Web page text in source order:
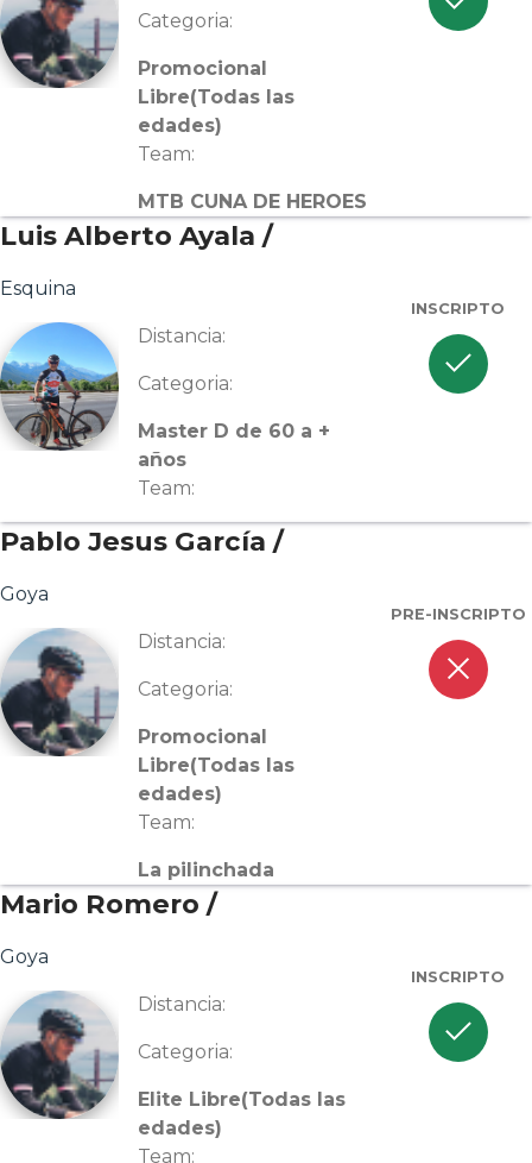
Categoria:
Promocional
Libre(Todas las
edades)
Team:
MTB CUNA DE HEROES
Luis Alberto Ayala /
Esquina
Distancia:
Categoria:
Master D de 60 a +
años
Team:
INSCRIPTO
check
Pablo Jesus García /
Goya
Distancia:
Categoria:
Promocional
Libre(Todas las
edades)
Team:
La pilinchada
PRE-INSCRIPTO
close
Mario Romero /
Goya
Distancia:
Categoria:
Elite Libre(Todas las
edades)
Team:
INSCRIPTO
check